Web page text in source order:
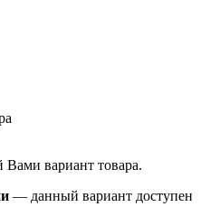
вариант товара.
— данный вариант доступен